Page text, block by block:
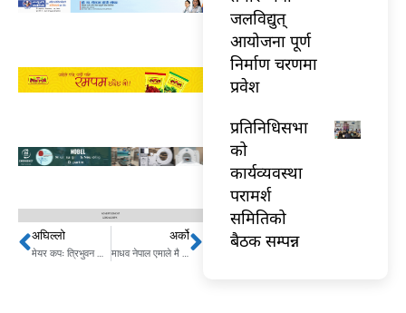
Prev
अघिल्लो अर्कोNext
जलविद्युत्
आयोजना पूर्ण
निर्माण चरणमा
प्रवेश
प्रतिनिधिसभा
को
कार्यव्यवस्था
परामर्श
समितिको
बैठक सम्पन्न